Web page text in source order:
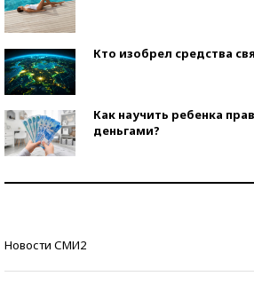
Кто изобрел средства
Как научить ребенка
деньгами?
Новости СМИ2